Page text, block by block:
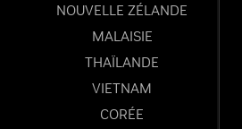
NOUVELLE ZÉLANDE
MALAISIE
THAÏLANDE
VIETNAM
CORÉE